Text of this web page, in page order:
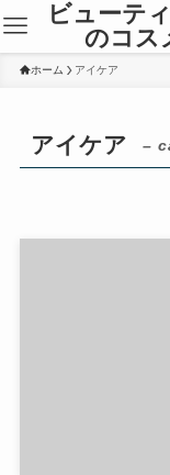
ビューテ
のコス
ホーム アイケア
アイケア –